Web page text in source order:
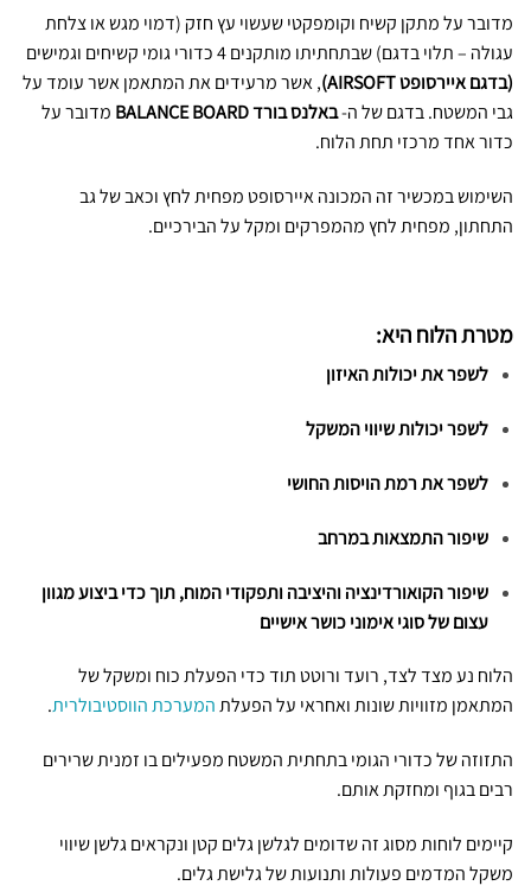
מדובר על מתקן קשיח וקומפקטי שעשוי עץ חזק (דמוי מגש או צלחת
עגולה – תלוי בדגם) שבתחתיתו מותקנים 4 כדורי גומי קשיחים וגמישים
(בדגם איירסופט AIRSOFT)
, אשר מרעידים את המתאמן אשר עומד על
גבי המשטח. בדגם של ה-באלנס בורד BALANCE BOARD
מדובר על
כדור אחד מרכזי תחת הלוח.
השימוש במכשיר זה המכונה איירסופט מפחית לחץ וכאב של גב
התחתון, מפחית לחץ מהמפרקים ומקל על הבירכיים.
מטרת הלוח היא:
לשפר את יכולות האיזון
לשפר יכולות שיווי המשקל
לשפר את רמת הויסות החושי
שיפור התמצאות במרחב
שיפור הקואורדינציה והיציבה ותפקודי המוח, תוך כדי ביצוע מגוון
עצום של סוגי אימוני כושר אישיים
הלוח נע מצד לצד, רועד ורוטט תוד כדי הפעלת כוח ומשקל של
המתאמן מזוויות שונות ואחראי על הפעלתהמערכת הווסטיבולרית.
התזוזה של כדורי הגומי בתחתית המשטח מפעילים בו זמנית שרירים
רבים בגוף ומחזקת אותם.
קיימים לוחות מסוג זה שדומים לגלשן גלים קטן ונקראים גלשן שיווי
משקל המדמים פעולות ותנועות של גלישת גלים.